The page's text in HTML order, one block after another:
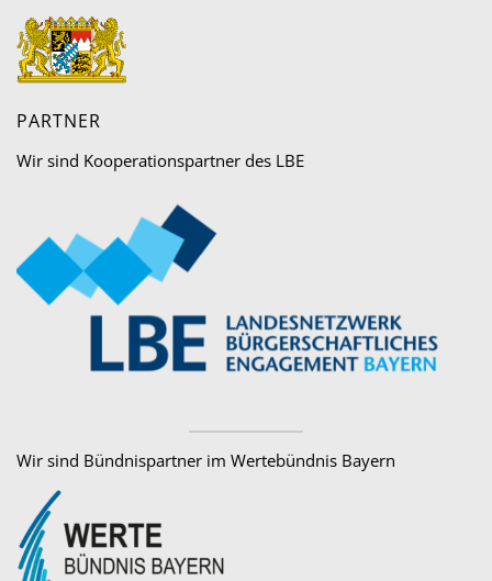
PARTNER
Wir sind Kooperationspartner des LBE
Wir sind Bündnispartner im Wertebündnis Bayern